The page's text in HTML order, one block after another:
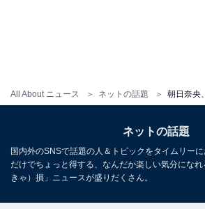
All About ニュース ネットの話題
ネットの話題
国内外のSNSで話題の人＆トピックをタイムリー
だけでちょっと得する、なんだか楽しい気分にな
きゃ）損」ニュースが盛りだくさん。